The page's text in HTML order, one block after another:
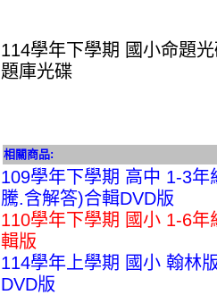
114學年下學期 國小命題
題庫光碟
相關商品:
109學年下學期 高中 1-3
騰.含解答)合輯DVD版
110學年下學期 國小 1-6
輯版
114學年上學期 國小 翰林
DVD版